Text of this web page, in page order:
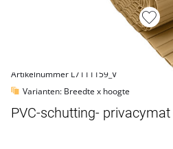
Artikelnummer L7111159_V
Varianten: Breedte x hoogte
PVC-schutting-